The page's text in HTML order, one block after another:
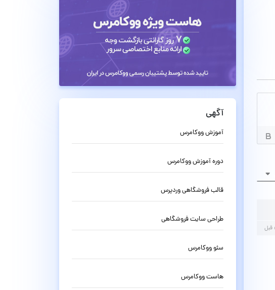
آگهی
آموزش ووکامرس
دوره آموزش ووکامرس
قالب فروشگاهی وردپرس
طراحی سایت فروشگاهی
سئو ووکامرس
هاست ووکامرس